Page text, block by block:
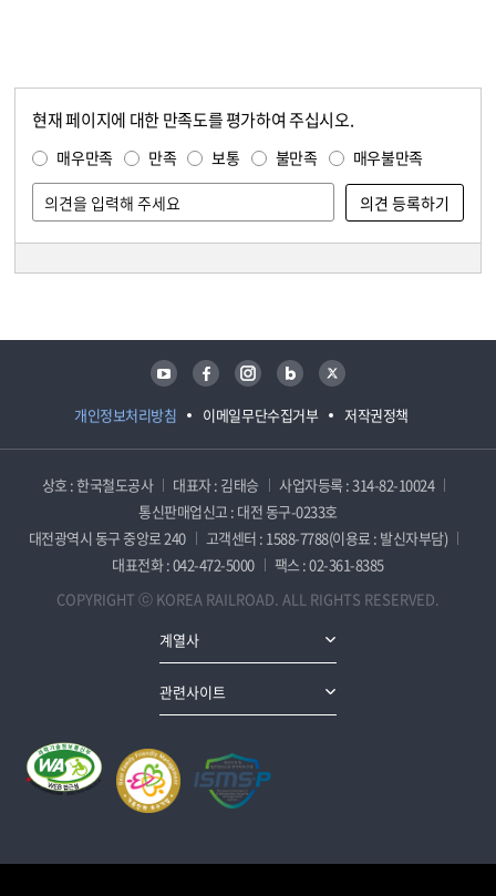
현재 페이지에 대한 만족도를 평가하여 주십시오.
매우만족 만족 보통 불만족 매우불만족
개인정보처리방침 이메일무단수집거부 저작권정책
유튜브 페이스북 인스타그램 블로그 트위터
상호 : 한국철도공사 대표자 : 김태승
사업자등록 : 314-82-10024
통신판매업신고 : 대전 동구-0233호
대전광역시 동구 중앙로 240
고객센터 : 1588-7788(이용료 : 발신자부담)
대표전화 : 042-472-5000
팩스 : 02-361-8385
COPYRIGHT ⓒ KOREA RAILROAD. ALL RIGHTS RESERVED.
계열사
관련사이트